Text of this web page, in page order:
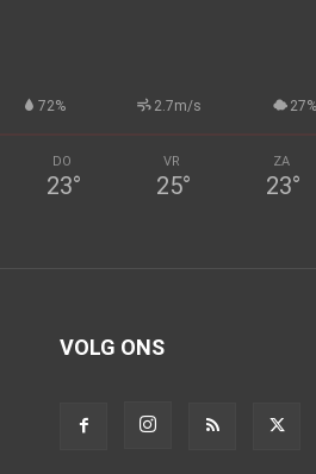
72% 2.7m/s 27%
DO
23°
VR
25°
ZA
23°
VOLG ONS